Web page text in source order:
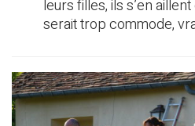
leurs filles, ils s’en
serait trop commode,